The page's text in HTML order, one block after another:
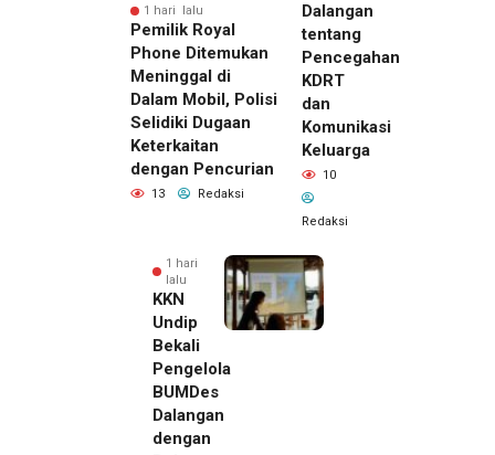
1 hari lalu
Pemilik Royal
Phone Ditemukan
Meninggal di
Dalam Mobil, Polisi
Selidiki Dugaan
Keterkaitan
dengan Pencurian
13 Redaksi
Dalangan
tentang
Pencegahan
KDRT
dan
Komunikasi
Keluarga
10
Redaksi
1 hari
lalu
KKN
Undip
Bekali
Pengelola
BUMDes
Dalangan
dengan